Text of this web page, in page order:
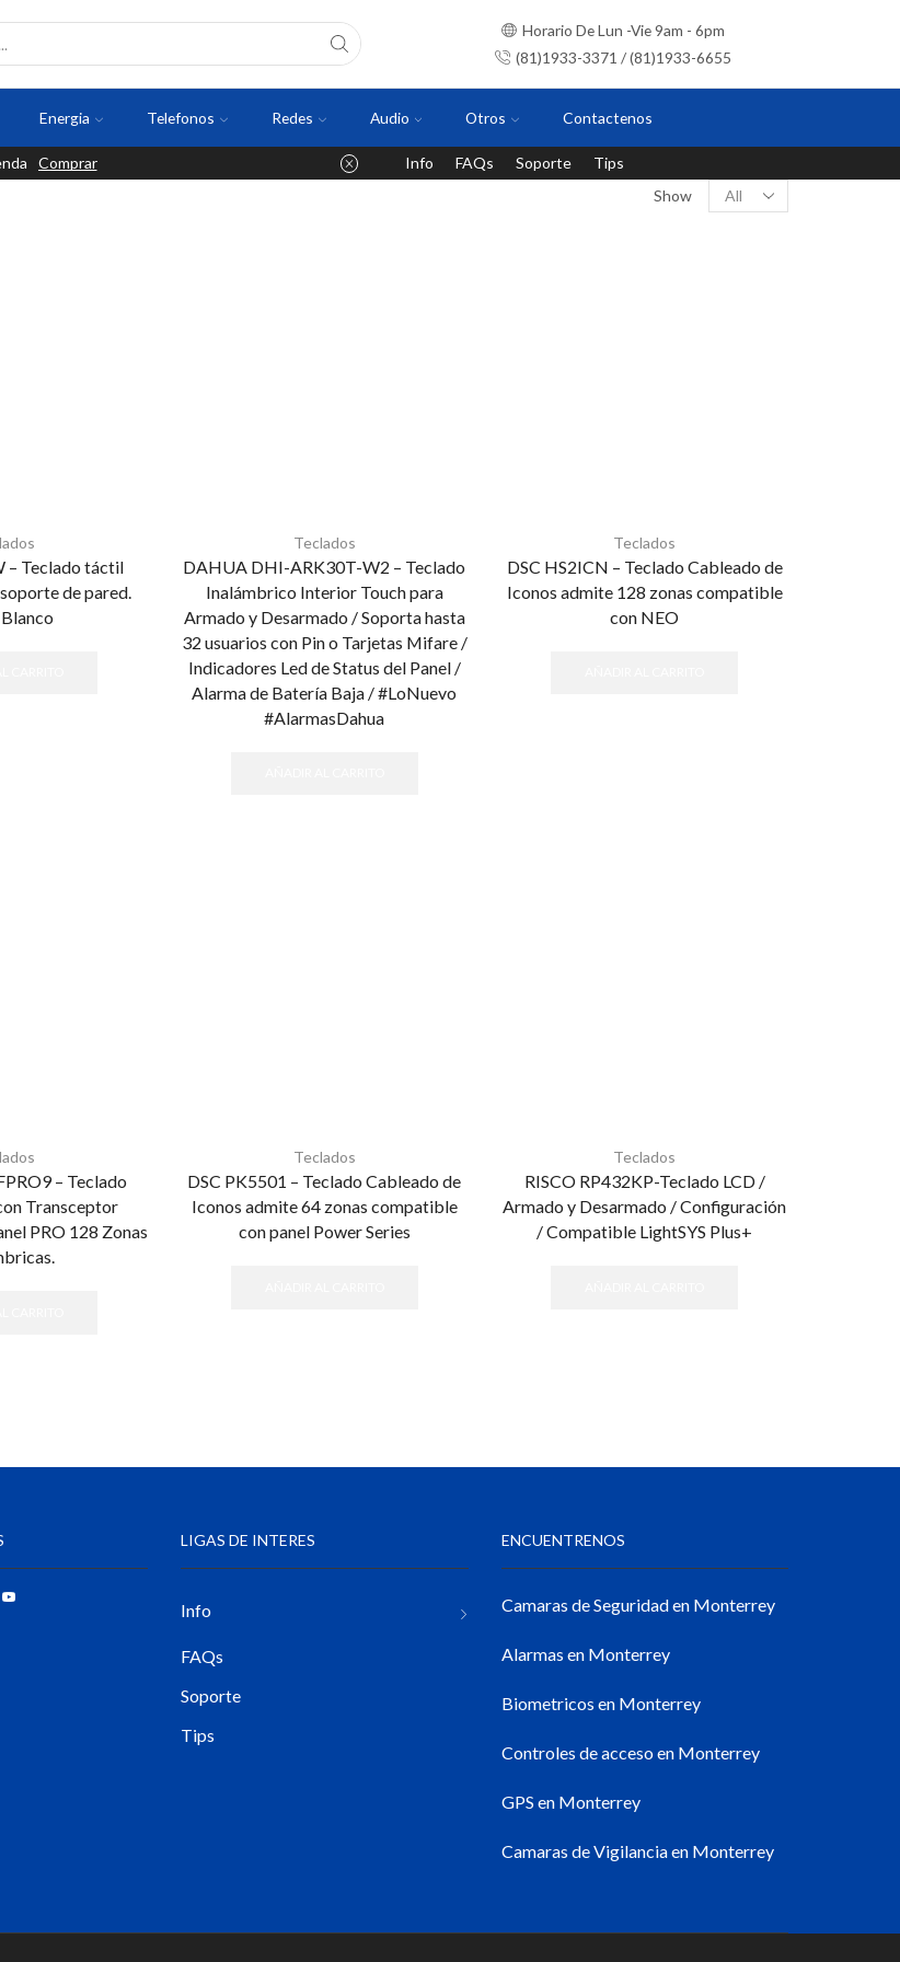
Horario De Lun -Vie 9am - 6pm
(81)1933-3371 / (81)1933-6655
Energia Telefonos Redes Audio Otros Contactenos
Comprar Info FAQs Soporte
Tips
Show
– Teclado táctil
de pared.
Teclados
DAHUA DHI-ARK30T-W2 – Teclado
Inalámbrico Interior Touch para
Armado y Desarmado / Soporta hasta
32 usuarios con Pin o Tarjetas Mifare /
Indicadores Led de Status del Panel /
Alarma de Batería Baja / #LoNuevo
#AlarmasDahua
Teclados
DSC HS2ICN – Teclado Cableado de
Iconos admite 128 zonas compatible
con NEO
– Teclado
Transceptor
PRO 128 Zonas
Teclados
DSC PK5501 – Teclado Cableado de
Iconos admite 64 zonas compatible
con panel Power Series
Teclados
RISCO RP432KP-Teclado LCD /
Armado y Desarmado / Configuración
/ Compatible LightSYS Plus+
LIGAS DE INTERES
Info
FAQs
Soporte
Tips
ENCUENTRENOS
Camaras de Seguridad en Monterrey
Alarmas en Monterrey
Biometricos en Monterrey
Controles de acceso en Monterrey
GPS en Monterrey
Camaras de Vigilancia en Monterrey